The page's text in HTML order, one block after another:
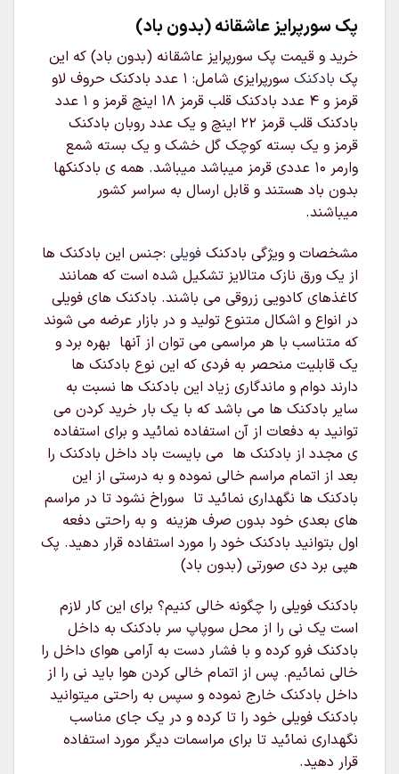
پک سورپرایز عاشقانه (بدون باد)
خرید و قیمت پک سورپرایز عاشقانه (بدون باد) که این
پک بادکنک
سورپرایزی شامل: 1 عدد بادکنک حروف لاو
قرمز و 4 عدد بادکنک قلب قرمز 18 اینچ قرمز و 1 عدد
بادکنک قلب قرمز 22 اینچ و یک عدد روبان بادکنک
قرمز و یک بسته کوچک گل خشک و یک بسته شمع
وارمر 10 عددی قرمز میباشد میباشد. همه ی بادکنکها
بدون باد هستند و قابل ارسال به سراسر کشور
میباشند.
مشخصات و ویژگی بادکنک فویلی :جنس این بادکنک ها
از یک ورق نازک متالایز تشکیل شده است که همانند
کاغذهای کادویی زروقی می باشند. بادکنک های فویلی
در انواع و اشکال متنوع تولید و در بازار عرضه می شوند
که متناسب با هر مراسمی می توان از آنها بهره برد و
یک قابلیت منحصر به فردی که این نوع بادکنک ها
دارند دوام و ماندگاری زیاد این بادکنک ها نسبت به
سایر بادکنک ها می باشد که با یک بار خرید کردن می
توانید به دفعات از آن استفاده نمائید و برای استفاده
ی مجدد از بادکنک ها می بایست باد داخل بادکنک را
بعد از اتمام مراسم خالی نموده و به درستی از این
بادکنک ها نگهداری نمائید تا سوراخ نشود تا در مراسم
های بعدی خود بدون صرف هزینه و به راحتی دفعه
اول بتوانید بادکنک خود را مورد استفاده قرار دهید. پک
هپی برد دی صورتی (بدون باد)
بادکنک فویلی را چگونه خالی کنیم؟ برای این کار لازم
است یک نی را از محل سوپاپ سر بادکنک به داخل
بادکنک فرو کرده و با فشار دست به آرامی هوای داخل را
خالی نمائیم. پس از اتمام خالی کردن هوا باید نی را از
داخل بادکنک خارج نموده و سپس به راحتی میتوانید
بادکنک فویلی خود را تا کرده و در یک جای مناسب
نگهداری نمائید تا برای مراسمات دیگر مورد استفاده
قرار دهید.